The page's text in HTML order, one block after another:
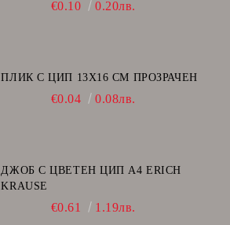
€0.10 0.20лв.
ПЛИК С ЦИП 13X16 CM ПРОЗРАЧЕН
€0.04 0.08лв.
ДЖОБ С ЦВЕТЕН ЦИП А4 ERICH
KRAUSE
€0.61 1.19лв.